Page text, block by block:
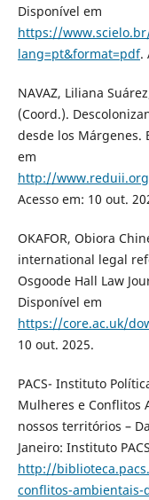
Disponível em
https://
lang=pt&format=pdf.
NAVAZ, Liliana
(Coord.).
desde los Márgenes.
em
http://
Acesso em: 10 out.
OKAFOR, Obiora
international legal
Osgoode Hall Law
Disponível em
https://core.ac.uk/
10 out. 2025.
PACS- Instituto
Mulheres e Conflitos
nossos territórios –
Janeiro: Instituto
http://
conflitos-